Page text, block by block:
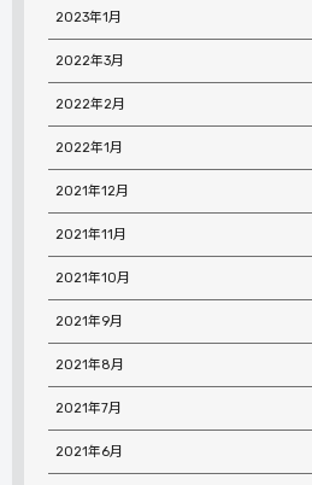
2023年1月
2022年3月
2022年2月
2022年1月
2021年12月
2021年11月
2021年10月
2021年9月
2021年8月
2021年7月
2021年6月